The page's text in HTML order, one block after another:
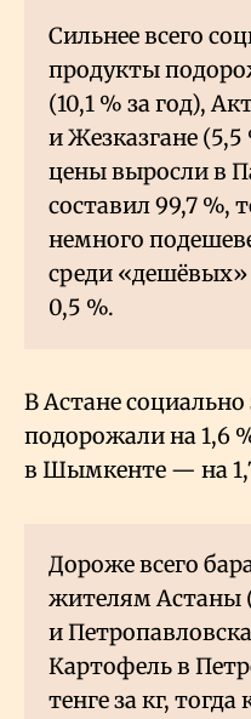
Сильнее всего
продукты
(10,1 % за год),
и Жезказгане (5,5
цены выросли в
составил 99,7 %,
немного
среди «дешёвых»
0,5 %.
В Астане
подорожали на 1,6
в Шымкенте — на
Дороже всего
жителям Астаны
и Петропавловска
Картофель в
тенге за кг,